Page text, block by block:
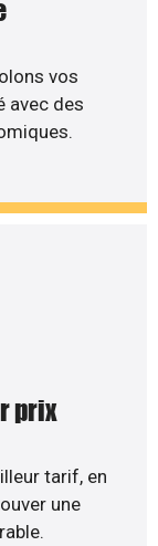
vos
avec des
prix
tarif, en
une